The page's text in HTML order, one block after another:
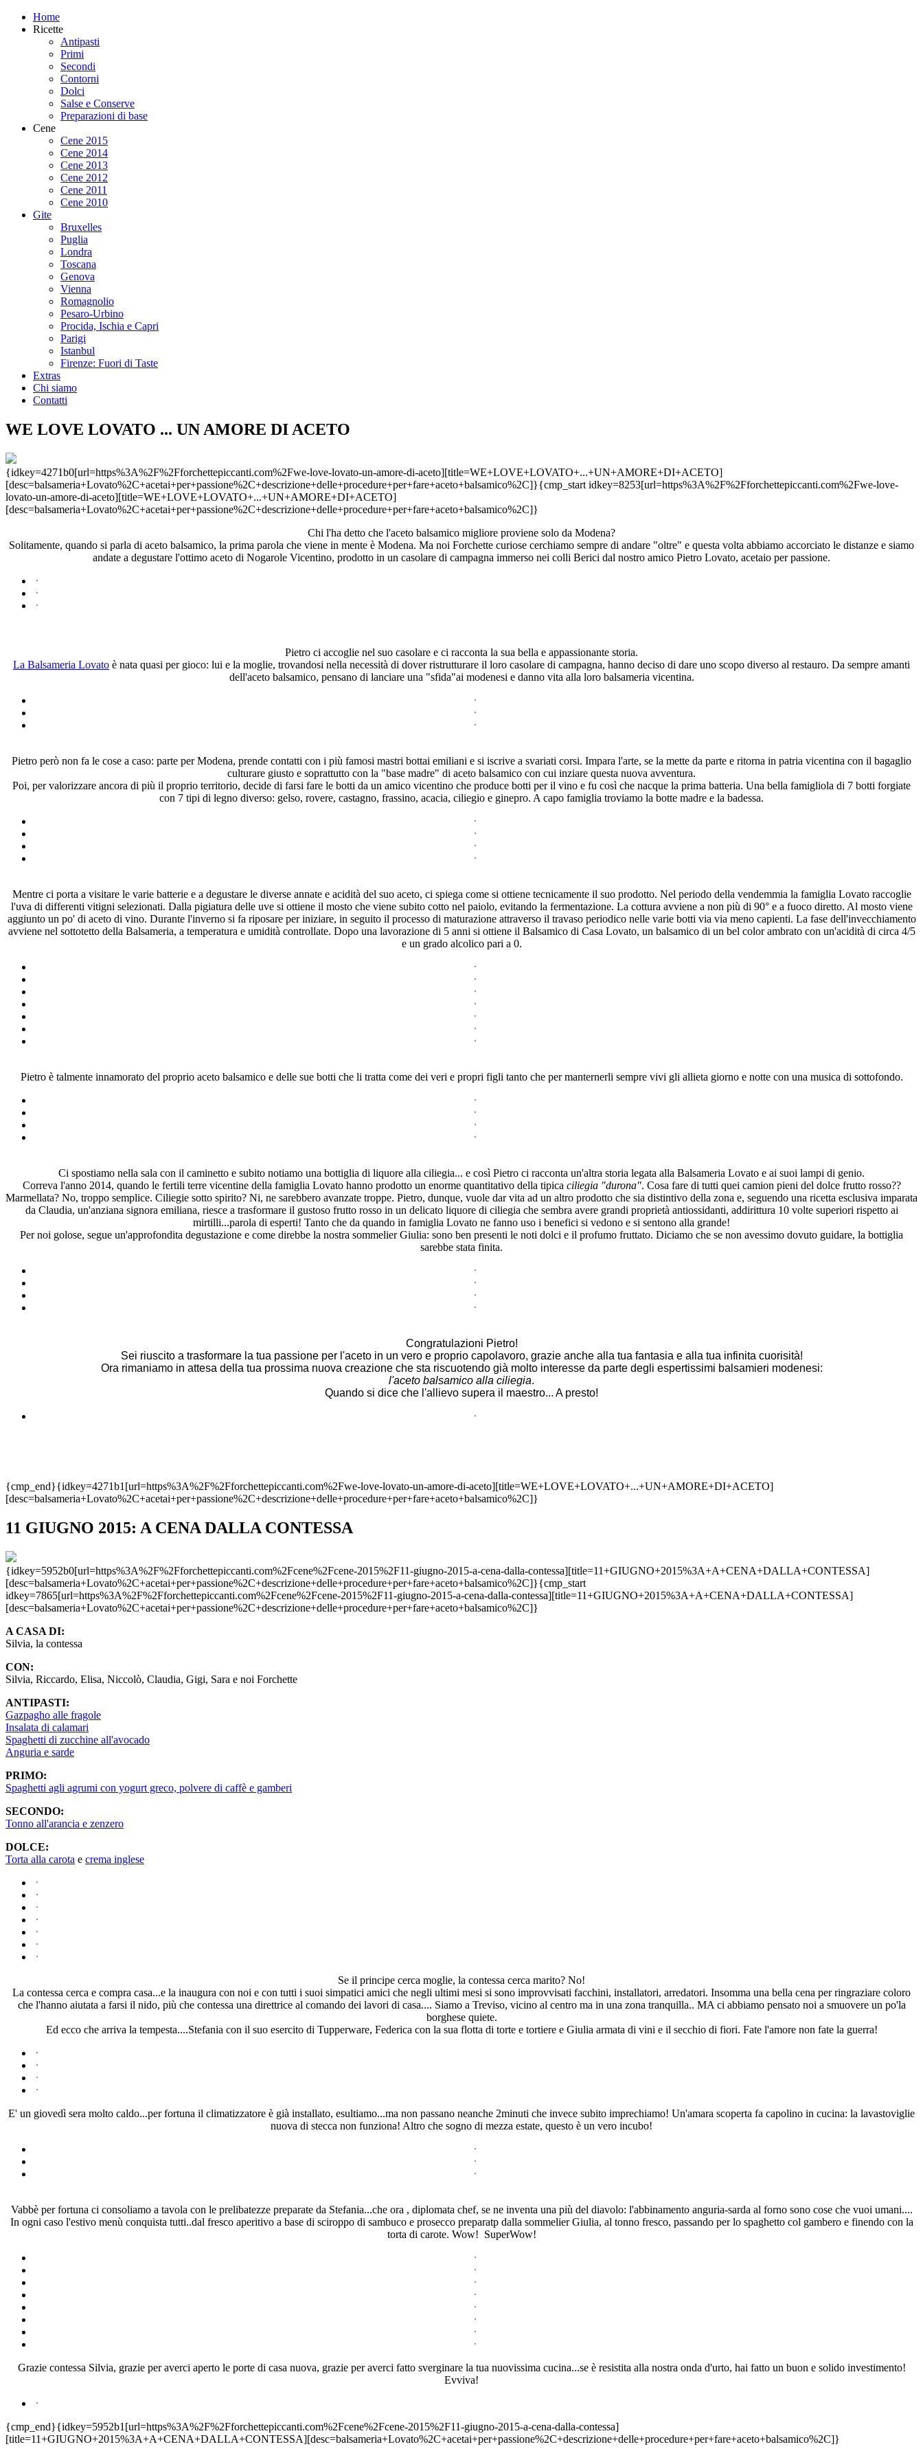
Home
Ricette
Antipasti
Primi
Secondi
Contorni
Dolci
Salse e Conserve
Preparazioni di base
Cene
Cene 2015
Cene 2014
Cene 2013
Cene 2012
Cene 2011
Cene 2010
Gite
Bruxelles
Puglia
Londra
Toscana
Genova
Vienna
Romagnolio
Pesaro-Urbino
Procida, Ischia e Capri
Parigi
Istanbul
Firenze: Fuori di Taste
Extras
Chi siamo
Contatti
WE LOVE LOVATO ... UN AMORE DI ACETO
{idkey=4271b0[url=https%3A%2F%2Fforchettepiccanti.com%2Fwe-love-lovato-un-amore-di-aceto][title=WE+LOVE+LOVATO+...+UN+AMORE+DI+ACETO]
[desc=balsameria+Lovato%2C+acetai+per+passione%2C+descrizione+delle+procedure+per+fare+aceto+balsamico%2C]}{cmp_start idkey=8253[url=https%3A%2F%2Fforchettepiccanti.com%2Fwe-love-
lovato-un-amore-di-aceto][title=WE+LOVE+LOVATO+...+UN+AMORE+DI+ACETO]
[desc=balsameria+Lovato%2C+acetai+per+passione%2C+descrizione+delle+procedure+per+fare+aceto+balsamico%2C]}
Chi l'ha detto che l'aceto balsamico migliore proviene solo da Modena?
Solitamente, quando si parla di aceto balsamico, la prima parola che viene in mente è Modena. Ma noi Forchette curiose cerchiamo sempre di andare "oltre" e questa volta abbiamo accorciato le distanze e siamo
andate a degustare l'ottimo aceto di Nogarole Vicentino, prodotto in un casolare di campagna immerso nei colli Berici dal nostro amico Pietro Lovato, acetaio per passione.
Pietro ci accoglie nel suo casolare e ci racconta la sua bella e appassionante storia.
La Balsameria Lovato è nata quasi per gioco: lui e la moglie, trovandosi nella necessità di dover ristrutturare il loro casolare di campagna, hanno deciso di dare uno scopo diverso al restauro. Da sempre amanti
dell'aceto balsamico, pensano di lanciare una "sfida"ai modenesi e danno vita alla loro balsameria vicentina.
Pietro però non fa le cose a caso: parte per Modena, prende contatti con i più famosi mastri bottai emiliani e si iscrive a svariati corsi. Impara l'arte, se la mette da parte e ritorna in patria vicentina con il bagaglio
culturare giusto e soprattutto con la "base madre" di aceto balsamico con cui inziare questa nuova avventura.
Poi, per valorizzare ancora di più il proprio territorio, decide di farsi fare le botti da un amico vicentino che produce botti per il vino e fu così che nacque la prima batteria. Una bella famigliola di 7 botti forgiate
con 7 tipi di legno diverso: gelso, rovere, castagno, frassino, acacia, ciliegio e ginepro. A capo famiglia troviamo la botte madre e la badessa.
Mentre ci porta a visitare le varie batterie e a degustare le diverse annate e acidità del suo aceto, ci spiega come si ottiene tecnicamente il suo prodotto. Nel periodo della vendemmia la famiglia Lovato raccoglie
l'uva di differenti vitigni selezionati. Dalla pigiatura delle uve si ottiene il mosto che viene subito cotto nel paiolo, evitando la fermentazione. La cottura avviene a non più di 90° e a fuoco diretto. Al mosto viene
aggiunto un po' di aceto di vino. Durante l'inverno si fa riposare per iniziare, in seguito il processo di maturazione attraverso il travaso periodico nelle varie botti via via meno capienti. La fase dell'invecchiamento
avviene nel sottotetto della Balsameria, a temperatura e umidità controllate. Dopo una lavorazione di 5 anni si ottiene il Balsamico di Casa Lovato, un balsamico di un bel color ambrato con un'acidità di circa 4/5
e un grado alcolico pari a 0.
Pietro è talmente innamorato del proprio aceto balsamico e delle sue botti che li tratta come dei veri e propri figli tanto che per manternerli sempre vivi gli allieta giorno e notte con una musica di sottofondo.
Ci spostiamo nella sala con il caminetto e subito notiamo una bottiglia di liquore alla ciliegia... e così Pietro ci racconta un'altra storia legata alla Balsameria Lovato e ai suoi lampi di genio.
Correva l'anno 2014, quando le fertili terre vicentine della famiglia Lovato hanno prodotto un enorme quantitativo della tipica ciliegia "durona". Cosa fare di tutti quei camion pieni del dolce frutto rosso??
Marmellata? No, troppo semplice. Ciliegie sotto spirito? Ni, ne sarebbero avanzate troppe. Pietro, dunque, vuole dar vita ad un altro prodotto che sia distintivo della zona e, seguendo una ricetta esclusiva imparata
da Claudia, un'anziana signora emiliana, riesce a trasformare il gustoso frutto rosso in un delicato liquore di ciliegia che sembra avere grandi proprietà antiossidanti, addirittura 10 volte superiori rispetto ai
mirtilli...parola di esperti! Tanto che da quando in famiglia Lovato ne fanno uso i benefici si vedono e si sentono alla grande!
Per noi golose, segue un'approfondita degustazione e come direbbe la nostra sommelier Giulia: sono ben presenti le noti dolci e il profumo fruttato. Diciamo che se non avessimo dovuto guidare, la bottiglia
sarebbe stata finita.
Congratulazioni Pietro!
Sei riuscito a trasformare la tua passione per l'aceto in un vero e proprio capolavoro, grazie anche alla tua fantasia e alla tua infinita cuorisità!
Ora rimaniamo in attesa della tua prossima nuova creazione che sta riscuotendo già molto interesse da parte degli espertissimi balsamieri modenesi:
l'aceto balsamico alla ciliegia.
Quando si dice che l'allievo supera il maestro... A presto!
{cmp_end}{idkey=4271b1[url=https%3A%2F%2Fforchettepiccanti.com%2Fwe-love-lovato-un-amore-di-aceto][title=WE+LOVE+LOVATO+...+UN+AMORE+DI+ACETO]
[desc=balsameria+Lovato%2C+acetai+per+passione%2C+descrizione+delle+procedure+per+fare+aceto+balsamico%2C]}
11 GIUGNO 2015: A CENA DALLA CONTESSA
{idkey=5952b0[url=https%3A%2F%2Fforchettepiccanti.com%2Fcene%2Fcene-2015%2F11-giugno-2015-a-cena-dalla-contessa][title=11+GIUGNO+2015%3A+A+CENA+DALLA+CONTESSA]
[desc=balsameria+Lovato%2C+acetai+per+passione%2C+descrizione+delle+procedure+per+fare+aceto+balsamico%2C]}{cmp_start
idkey=7865[url=https%3A%2F%2Fforchettepiccanti.com%2Fcene%2Fcene-2015%2F11-giugno-2015-a-cena-dalla-contessa][title=11+GIUGNO+2015%3A+A+CENA+DALLA+CONTESSA]
[desc=balsameria+Lovato%2C+acetai+per+passione%2C+descrizione+delle+procedure+per+fare+aceto+balsamico%2C]}
A CASA DI:
Silvia, la contessa
CON:
Silvia, Riccardo, Elisa, Niccolò, Claudia, Gigi, Sara e noi Forchette
ANTIPASTI:
Gazpagho alle fragole
Insalata di calamari
Spaghetti di zucchine all'avocado
Anguria e sarde
PRIMO:
Spaghetti agli agrumi con yogurt greco, polvere di caffè e gamberi
SECONDO:
Tonno all'arancia e zenzero
DOLCE:
Torta alla carota e crema inglese
Se il principe cerca moglie, la contessa cerca marito? No!
La contessa cerca e compra casa...e la inaugura con noi e con tutti i suoi simpatici amici che negli ultimi mesi si sono improvvisati facchini, installatori, arredatori. Insomma una bella cena per ringraziare coloro
che l'hanno aiutata a farsi il nido, più che contessa una direttrice al comando dei lavori di casa.... Siamo a Treviso, vicino al centro ma in una zona tranquilla.. MA ci abbiamo pensato noi a smuovere un po'la
borghese quiete.
Ed ecco che arriva la tempesta....Stefania con il suo esercito di Tupperware, Federica con la sua flotta di torte e tortiere e Giulia armata di vini e il secchio di fiori. Fate l'amore non fate la guerra!
E' un giovedì sera molto caldo...per fortuna il climatizzatore è già installato, esultiamo...ma non passano neanche 2minuti che invece subito imprechiamo! Un'amara scoperta fa capolino in cucina: la lavastoviglie
nuova di stecca non funziona! Altro che sogno di mezza estate, questo è un vero incubo!
Vabbè per fortuna ci consoliamo a tavola con le prelibatezze preparate da Stefania...che ora , diplomata chef, se ne inventa una più del diavolo: l'abbinamento anguria-sarda al forno sono cose che vuoi umani....
In ogni caso l'estivo menù conquista tutti..dal fresco aperitivo a base di sciroppo di sambuco e prosecco preparatp dalla sommelier Giulia, al tonno fresco, passando per lo spaghetto col gambero e finendo con la
torta di carote. Wow! SuperWow!
Grazie contessa Silvia, grazie per averci aperto le porte di casa nuova, grazie per averci fatto sverginare la tua nuovissima cucina...se è resistita alla nostra onda d'urto, hai fatto un buon e solido investimento!
Evviva!
{cmp_end}{idkey=5952b1[url=https%3A%2F%2Fforchettepiccanti.com%2Fcene%2Fcene-2015%2F11-giugno-2015-a-cena-dalla-contessa]
[title=11+GIUGNO+2015%3A+A+CENA+DALLA+CONTESSA][desc=balsameria+Lovato%2C+acetai+per+passione%2C+descrizione+delle+procedure+per+fare+aceto+balsamico%2C]}